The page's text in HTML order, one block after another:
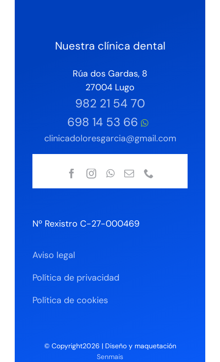
Nuestra clínica dental
Rúa dos Gardas, 8
27004 Lugo
982 21 54 70
698 14 53 66
clinicadoloresgarcia@gmail.com
Nº Rexistro C-27-000469
Aviso legal
Política de privacidad
Política de cookies
© Copyright2026 | Diseño y maquetación
Senmais